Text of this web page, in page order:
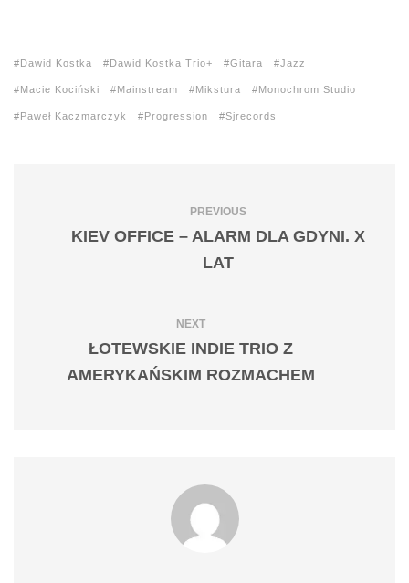
Dawid Kostka Dawid Kostka Trio+ Gitara Jazz
Macie Kociński Mainstream Mikstura Monochrom Studio
Paweł Kaczmarczyk Progression Sjrecords
PREVIOUS
KIEV OFFICE – ALARM DLA GDYNI. X
LAT
NEXT
ŁOTEWSKIE INDIE TRIO Z
AMERYKAŃSKIM ROZMACHEM